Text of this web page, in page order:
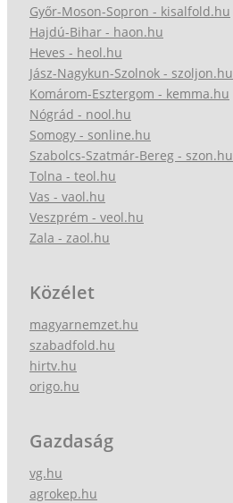
Győr-Moson-Sopron - kisalfold.hu
Hajdú-Bihar - haon.hu
Heves - heol.hu
Jász-Nagykun-Szolnok - szoljon.hu
Komárom-Esztergom - kemma.hu
Nógrád - nool.hu
Somogy - sonline.hu
Szabolcs-Szatmár-Bereg - szon.hu
Tolna - teol.hu
Vas - vaol.hu
Veszprém - veol.hu
Zala - zaol.hu
Közélet
magyarnemzet.hu
szabadfold.hu
hirtv.hu
origo.hu
Gazdaság
vg.hu
agrokep.hu